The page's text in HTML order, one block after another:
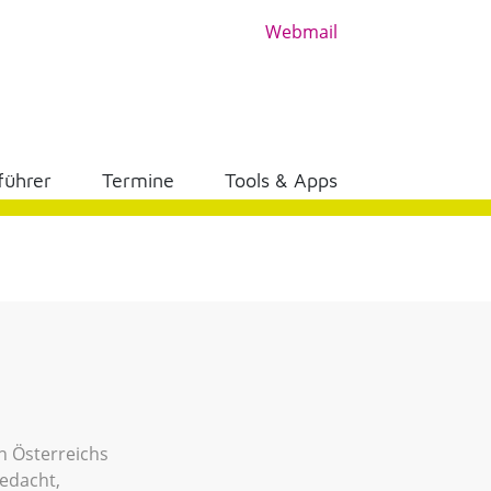
Webmail
Termine Tools & Apps
Österreichs